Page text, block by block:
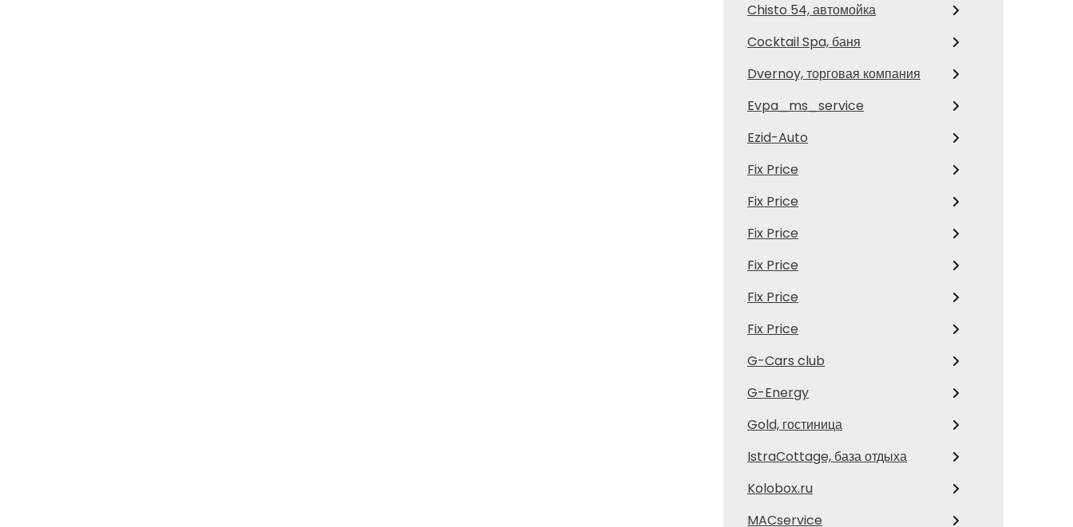
Chisto 54, автомойка
Cocktail Spa, баня
Dvernoy, торговая компания
Evpa_ms_service
Ezid-Auto
Fix Price
Fix Price
Fix Price
Fix Price
Fix Price
Fix Price
G-Cars club
G-Energy
Gold, гостиница
IstraCottage, база отдыха
Kolobox.ru
MACservice